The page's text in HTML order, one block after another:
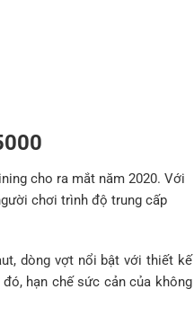
cho ra mắt năm2020. Với
chơi trình độ trung cấp
dòng vợt nổi bật với thiết kế
hạn chế sức cản của không